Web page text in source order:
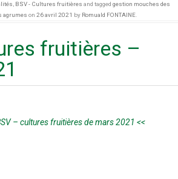
BSV - Cultures fruitières and tagged gestion mouches des
agrumes on 26 avril 2021 by Romuald FONTAINE
fruitières –
– cultures fruitières de mars 2021 <<